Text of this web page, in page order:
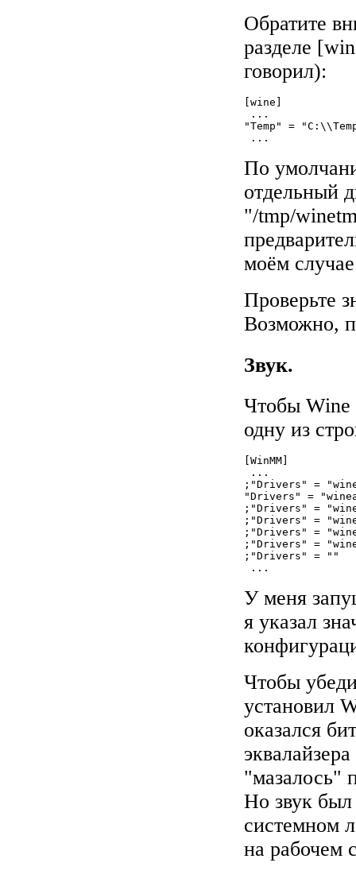
Обратите
разделе
говорил):
[wine]
...
"Temp" =
По
отдельный
"/tmp/
моём
Проверьте
Возможно,
Звук.
Чтобы Wine
одну из
[WinMM]
...
;"Drivers" =
"Drivers" =
;"Drivers" =
;"Drivers" =
;"Drivers" =
;"Drivers" =
;"Drivers" = ""
У меня
я указал
Чтобы
установил
оказался
"мазалось"
Но звук был
системном
на рабочем